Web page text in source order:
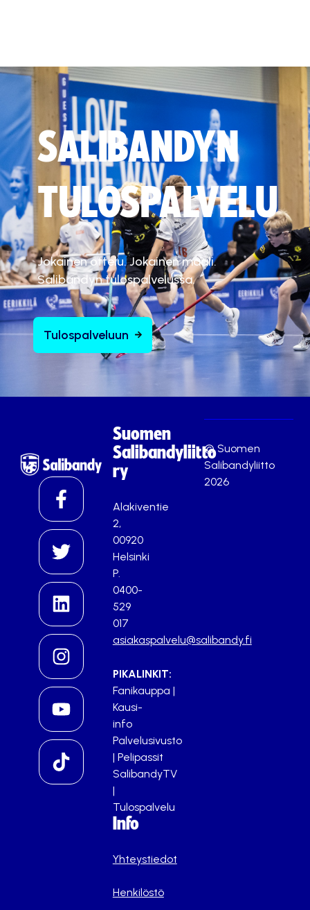
SALIBANDYN
TULOSPALVELU
Jokainen ottelu. Jokainen maali.
Salibandyn tulospalvelussa.
Tulospalveluun
Suomen
Salibandyliitto
ry
Alakiventie
2,
00920
Helsinki
P.
0400-
529
017
asiakaspalvelu@salibandy.fi
PIKALINKIT:
Fanikauppa |
Kausi-
info
Palvelusivusto
| Pelipassit
SalibandyTV
|
Tulospalvelu
Info
Yhteystiedot
Henkilöstö
© Suomen
Salibandyliitto
2026